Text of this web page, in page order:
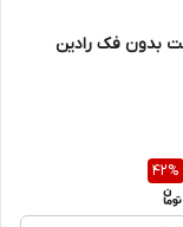
بدون فک رادین
42%